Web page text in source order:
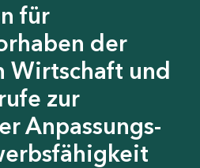
für
der
Wirtschaft und
zur
Anpassungs-